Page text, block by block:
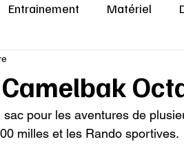
Entrainement Matériel
pour les aventures de
milles et les Rando sportives.